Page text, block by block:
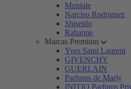
Montale
Narciso Rodriguez
Shiseido
Rabanne
Marcas Premium
Yves Saint Laurent
GIVENCHY
GUERLAIN
Parfums de Marly
INITIO Parfums